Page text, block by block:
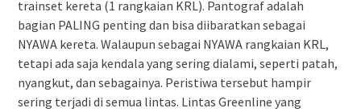
trainset kereta (1 rangkaian KRL). Pantograf adalah
bagian PALING penting dan bisa diibaratkan sebagai
NYAWA kereta. Walaupun sebagai NYAWA rangkaian KRL,
tetapi ada saja kendala yang sering dialami, seperti patah,
nyangkut, dan sebagainya. Peristiwa tersebut hampir
sering terjadi di semua lintas. Lintas Greenline yang